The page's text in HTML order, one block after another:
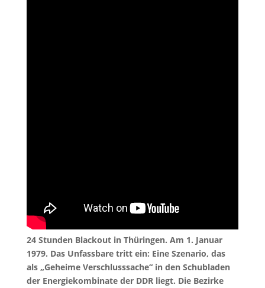
24 Stunden Blackout in Thüringen. Am 1. Januar
1979. Das Unfassbare tritt ein: Eine Szenario, das
als „Geheime Verschlusssache“ in den Schubladen
der Energiekombinate der DDR liegt. Die Bezirke